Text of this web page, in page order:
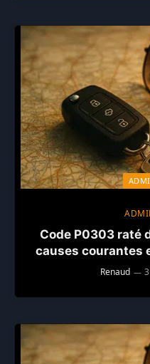
Code P0303 raté
causes courantes
Renaud